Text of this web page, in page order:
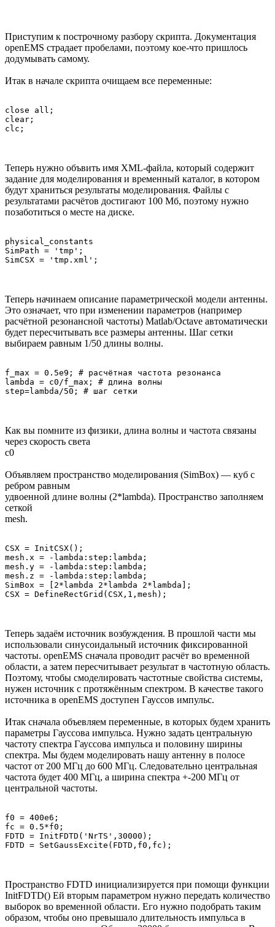
Приступим к построчному разбору скрипта. Документация
openEMS страдает пробелами, поэтому кое-что пришлось
додумывать самому.
Итак в начале скрипта очищаем все переменные:
close all;
clear;
Теперь нужно объвить имя XML-файла, который содержит
задание для моделирования и временный каталог, в котором
будут храниться результаты моделирования. Файлы с
результатами расчётов достигают 100 Мб, поэтому нужно
позаботиться о месте на диске.
physical_constants
SimPath = 'tmp';
Теперь начинаем описание параметрической модели антенны.
Это означает, что при изменении параметров (например
расчётной резонансной частоты) Matlab/Octave автоматически
будет пересчитывать все размеры антенны. Шаг сетки
выбираем равным 1/50 длины волны.
f_max = 0.5e9; # расчётная частота резонанса
lambda = c0/f_max; # длина волны
Как вы помните из физики, длина волны и частота связаны
через скорость света
c0
Объявляем пространство моделирования (SimBox) — куб с
ребром равным
удвоенной длине волны (2*lambda). Пространство заполняем
сеткой
mesh.
CSX = InitCSX();
mesh.x = -lambda:step:lambda;
mesh.y = -lambda:step:lambda;
mesh.z = -lambda:step:lambda;
SimBox = [2*lambda 2*lambda 2*lambda];
Теперь задаём источник возбуждения. В прошлой части мы
использовали синусоидальный источник фиксированной
частоты. openEMS сначала проводит расчёт во временной
области, а затем пересчитывает результат в частотную область.
Поэтому, чтобы смоделировать частотные свойства системы,
нужен источник с протяжённым спектром. В качестве такого
источника в openEMS доступен Гауссов импульс.
Итак сначала объевляем переменные, в которых будем хранить
параметры Гауссова импульса. Нужно задать центральную
частоту спектра Гауссова импульса и половину ширины
спектра. Мы будем моделировать нашу антенну в полосе
частот от 200 МГц до 600 МГц. Следовательно центральная
частота будет 400 МГц, а ширина спектра +-200 МГц от
центральной частоты.
f0 = 400e6;
fc = 0.5*f0;
FDTD = InitFDTD('NrTS',30000);
Пространство FDTD инициализируется при помощи функции
InitFDTD() Ей вторым параметром нужно передать количество
выборок во временной области. Его нужно подобрать таким
образом, чтобы оно превышало длительность импульса в